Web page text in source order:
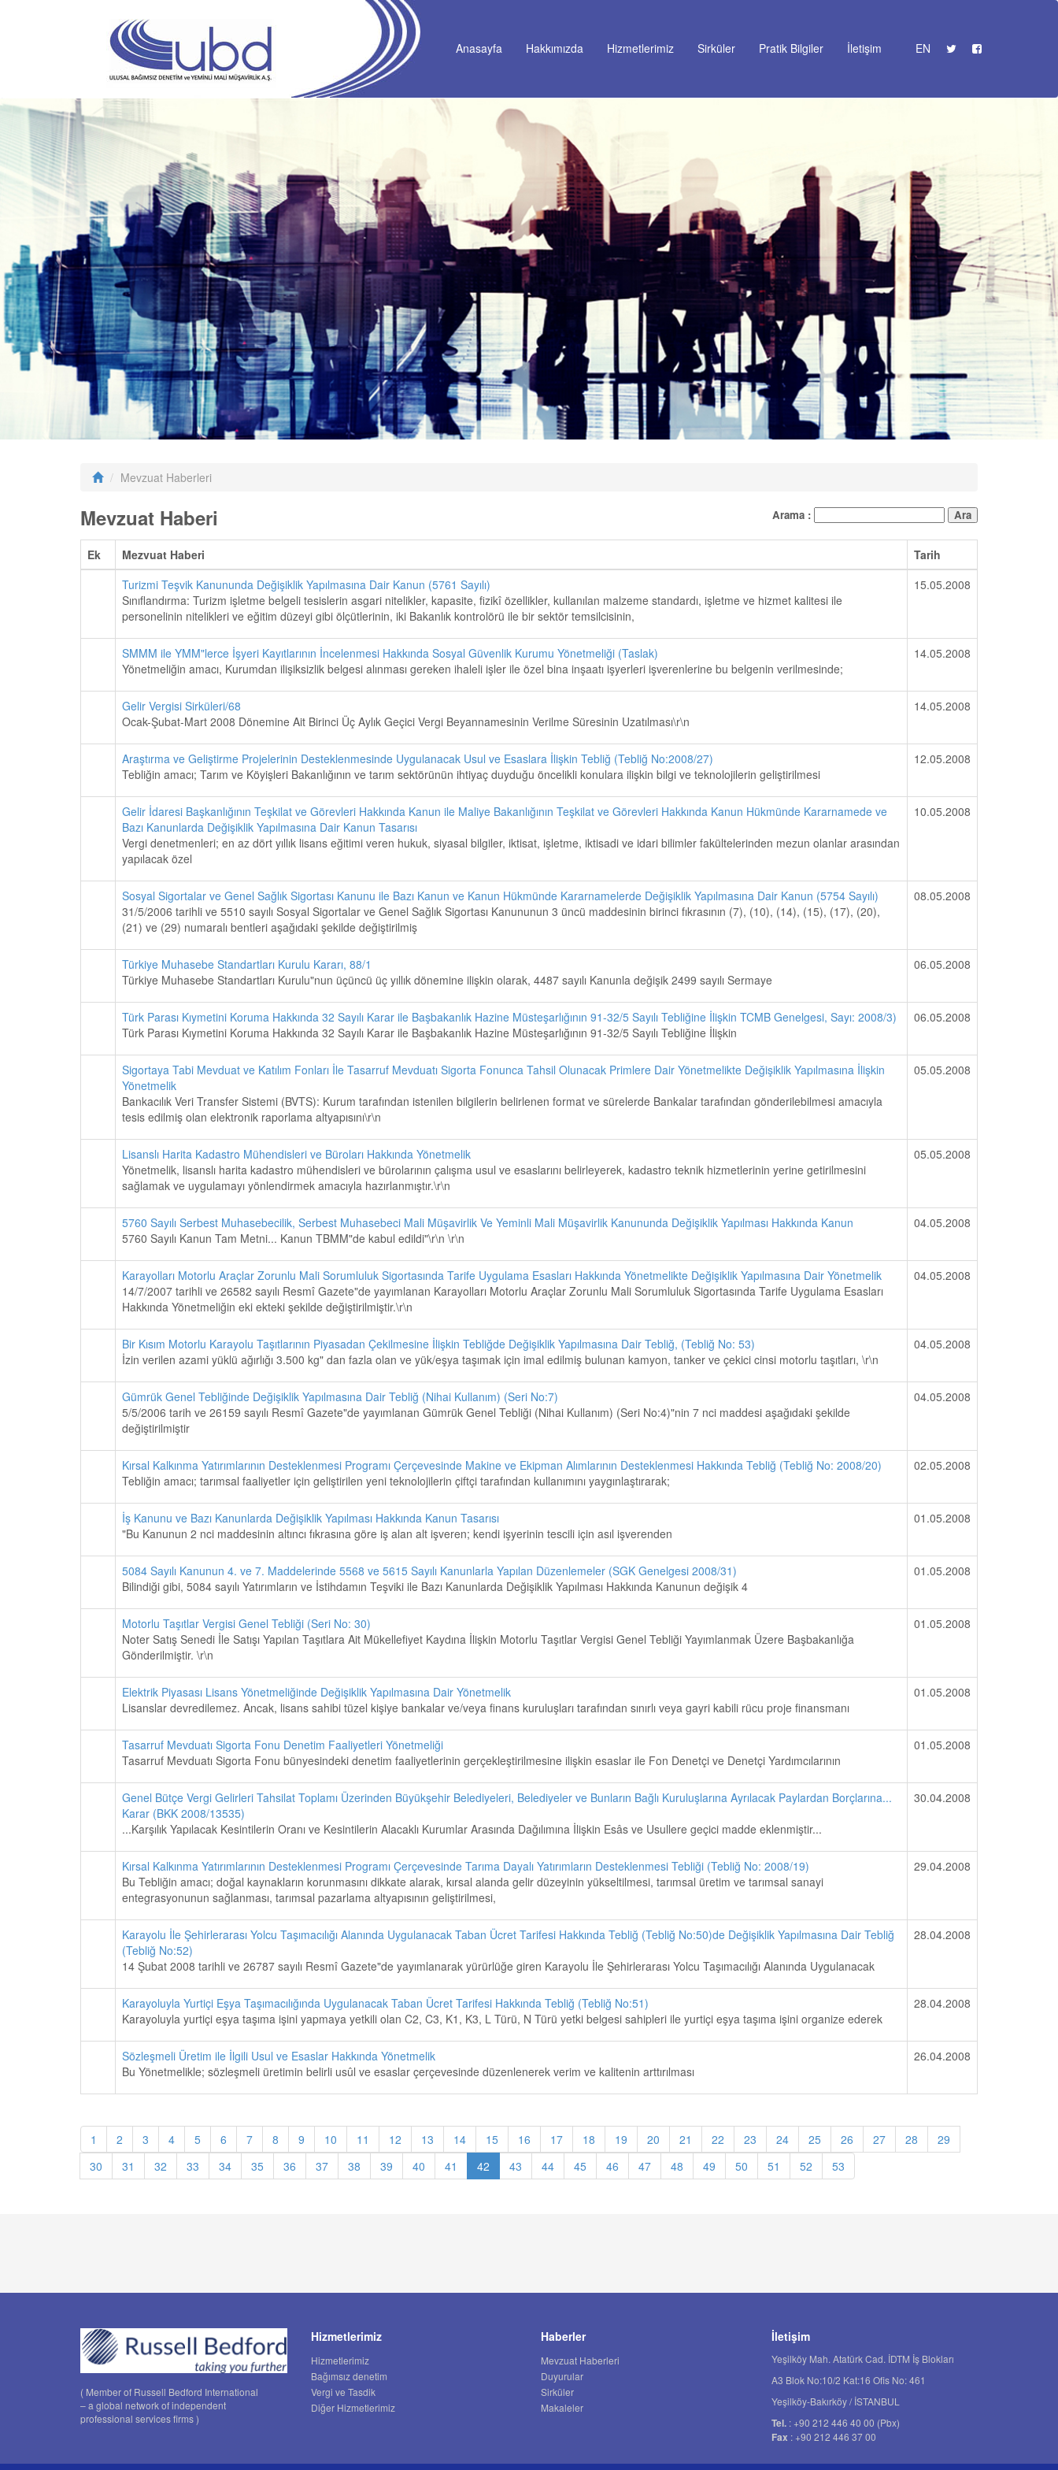
Anasayfa Hakkımızda Hizmetlerimiz Sirküler Pratik Bilgiler İletişim EN
Mevzuat Haberleri
Mevzuat Haberi Arama :
Ek Mezvuat Haberi
Tarih
Turizmi Teşvik Kanununda Değişiklik Yapılmasına Dair Kanun (5761 Sayılı)
Sınıflandırma: Turizm işletme belgeli tesislerin asgari nitelikler, kapasite, fizikî özellikler, kullanılan malzeme standardı, işletme ve hizmet kalitesi ile
personelinin nitelikleri ve eğitim düzeyi gibi ölçütlerinin, iki Bakanlık kontrolörü ile bir sektör temsilcisinin,
15.05.2008
SMMM ile YMM"lerce İşyeri Kayıtlarının İncelenmesi Hakkında Sosyal Güvenlik Kurumu Yönetmeliği (Taslak)
Yönetmeliğin amacı, Kurumdan ilişiksizlik belgesi alınması gereken ihaleli işler ile özel bina inşaatı işyerleri işverenlerine bu belgenin verilmesinde;
14.05.2008
Gelir Vergisi Sirküleri/68
Ocak-Şubat-Mart 2008 Dönemine Ait Birinci Üç Aylık Geçici Vergi Beyannamesinin Verilme Süresinin Uzatılması\r\n
14.05.2008
Araştırma ve Geliştirme Projelerinin Desteklenmesinde Uygulanacak Usul ve Esaslara İlişkin Tebliğ (Tebliğ No:2008/27)
Tebliğin amacı; Tarım ve Köyişleri Bakanlığının ve tarım sektörünün ihtiyaç duyduğu öncelikli konulara ilişkin bilgi ve teknolojilerin geliştirilmesi
12.05.2008
Gelir İdaresi Başkanlığının Teşkilat ve Görevleri Hakkında Kanun ile Maliye Bakanlığının Teşkilat ve Görevleri Hakkında Kanun Hükmünde Kararnamede ve
Bazı Kanunlarda Değişiklik Yapılmasına Dair Kanun Tasarısı
Vergi denetmenleri; en az dört yıllık lisans eğitimi veren hukuk, siyasal bilgiler, iktisat, işletme, iktisadi ve idari bilimler fakültelerinden mezun olanlar arasından
yapılacak özel
10.05.2008
Sosyal Sigortalar ve Genel Sağlık Sigortası Kanunu ile Bazı Kanun ve Kanun Hükmünde Kararnamelerde Değişiklik Yapılmasına Dair Kanun (5754 Sayılı)
31/5/2006 tarihli ve 5510 sayılı Sosyal Sigortalar ve Genel Sağlık Sigortası Kanununun 3 üncü maddesinin birinci fıkrasının (7), (10), (14), (15), (17), (20),
(21) ve (29) numaralı bentleri aşağıdaki şekilde değiştirilmiş
08.05.2008
Türkiye Muhasebe Standartları Kurulu Kararı, 88/1
Türkiye Muhasebe Standartları Kurulu"nun üçüncü üç yıllık dönemine ilişkin olarak, 4487 sayılı Kanunla değişik 2499 sayılı Sermaye
06.05.2008
Türk Parası Kıymetini Koruma Hakkında 32 Sayılı Karar ile Başbakanlık Hazine Müsteşarlığının 91-32/5 Sayılı Tebliğine İlişkin TCMB Genelgesi, Sayı: 2008/3)
Türk Parası Kıymetini Koruma Hakkında 32 Sayılı Karar ile Başbakanlık Hazine Müsteşarlığının 91-32/5 Sayılı Tebliğine İlişkin
06.05.2008
Sigortaya Tabi Mevduat ve Katılım Fonları İle Tasarruf Mevduatı Sigorta Fonunca Tahsil Olunacak Primlere Dair Yönetmelikte Değişiklik Yapılmasına İlişkin
Yönetmelik
Bankacılık Veri Transfer Sistemi (BVTS): Kurum tarafından istenilen bilgilerin belirlenen format ve sürelerde Bankalar tarafından gönderilebilmesi amacıyla
tesis edilmiş olan elektronik raporlama altyapısını\r\n
05.05.2008
Lisanslı Harita Kadastro Mühendisleri ve Büroları Hakkında Yönetmelik
Yönetmelik, lisanslı harita kadastro mühendisleri ve bürolarının çalışma usul ve esaslarını belirleyerek, kadastro teknik hizmetlerinin yerine getirilmesini
sağlamak ve uygulamayı yönlendirmek amacıyla hazırlanmıştır.\r\n
05.05.2008
5760 Sayılı Serbest Muhasebecilik, Serbest Muhasebeci Mali Müşavirlik Ve Yeminli Mali Müşavirlik Kanununda Değişiklik Yapılması Hakkında Kanun
5760 Sayılı Kanun Tam Metni... Kanun TBMM"de kabul edildi"\r\n \r\n
04.05.2008
Karayolları Motorlu Araçlar Zorunlu Mali Sorumluluk Sigortasında Tarife Uygulama Esasları Hakkında Yönetmelikte Değişiklik Yapılmasına Dair Yönetmelik
14/7/2007 tarihli ve 26582 sayılı Resmî Gazete"de yayımlanan Karayolları Motorlu Araçlar Zorunlu Mali Sorumluluk Sigortasında Tarife Uygulama Esasları
Hakkında Yönetmeliğin eki ekteki şekilde değiştirilmiştir.\r\n
04.05.2008
Bir Kısım Motorlu Karayolu Taşıtlarının Piyasadan Çekilmesine İlişkin Tebliğde Değişiklik Yapılmasına Dair Tebliğ, (Tebliğ No: 53)
İzin verilen azami yüklü ağırlığı 3.500 kg" dan fazla olan ve yük/eşya taşımak için imal edilmiş bulunan kamyon, tanker ve çekici cinsi motorlu taşıtları, \r\n
04.05.2008
Gümrük Genel Tebliğinde Değişiklik Yapılmasına Dair Tebliğ (Nihai Kullanım) (Seri No:7)
5/5/2006 tarih ve 26159 sayılı Resmî Gazete"de yayımlanan Gümrük Genel Tebliği (Nihai Kullanım) (Seri No:4)"nin 7 nci maddesi aşağıdaki şekilde
değiştirilmiştir
04.05.2008
Kırsal Kalkınma Yatırımlarının Desteklenmesi Programı Çerçevesinde Makine ve Ekipman Alımlarının Desteklenmesi Hakkında Tebliğ (Tebliğ No: 2008/20)
Tebliğin amacı; tarımsal faaliyetler için geliştirilen yeni teknolojilerin çiftçi tarafından kullanımını yaygınlaştırarak;
02.05.2008
İş Kanunu ve Bazı Kanunlarda Değişiklik Yapılması Hakkında Kanun Tasarısı
"Bu Kanunun 2 nci maddesinin altıncı fıkrasına göre iş alan alt işveren; kendi işyerinin tescili için asıl işverenden
01.05.2008
5084 Sayılı Kanunun 4. ve 7. Maddelerinde 5568 ve 5615 Sayılı Kanunlarla Yapılan Düzenlemeler (SGK Genelgesi 2008/31)
Bilindiği gibi, 5084 sayılı Yatırımların ve İstihdamın Teşviki ile Bazı Kanunlarda Değişiklik Yapılması Hakkında Kanunun değişik 4
01.05.2008
Motorlu Taşıtlar Vergisi Genel Tebliği (Seri No: 30)
Noter Satış Senedi İle Satışı Yapılan Taşıtlara Ait Mükellefiyet Kaydına İlişkin Motorlu Taşıtlar Vergisi Genel Tebliği Yayımlanmak Üzere Başbakanlığa
Gönderilmiştir. \r\n
01.05.2008
Elektrik Piyasası Lisans Yönetmeliğinde Değişiklik Yapılmasına Dair Yönetmelik
Lisanslar devredilemez. Ancak, lisans sahibi tüzel kişiye bankalar ve/veya finans kuruluşları tarafından sınırlı veya gayri kabili rücu proje finansmanı
01.05.2008
Tasarruf Mevduatı Sigorta Fonu Denetim Faaliyetleri Yönetmeliği
Tasarruf Mevduatı Sigorta Fonu bünyesindeki denetim faaliyetlerinin gerçekleştirilmesine ilişkin esaslar ile Fon Denetçi ve Denetçi Yardımcılarının
01.05.2008
Genel Bütçe Vergi Gelirleri Tahsilat Toplamı Üzerinden Büyükşehir Belediyeleri, Belediyeler ve Bunların Bağlı Kuruluşlarına Ayrılacak Paylardan Borçlarına...
Karar (BKK 2008/13535)
...Karşılık Yapılacak Kesintilerin Oranı ve Kesintilerin Alacaklı Kurumlar Arasında Dağılımına İlişkin Esâs ve Usullere geçici madde eklenmiştir...
30.04.2008
Kırsal Kalkınma Yatırımlarının Desteklenmesi Programı Çerçevesinde Tarıma Dayalı Yatırımların Desteklenmesi Tebliği (Tebliğ No: 2008/19)
Bu Tebliğin amacı; doğal kaynakların korunmasını dikkate alarak, kırsal alanda gelir düzeyinin yükseltilmesi, tarımsal üretim ve tarımsal sanayi
entegrasyonunun sağlanması, tarımsal pazarlama altyapısının geliştirilmesi,
29.04.2008
Karayolu İle Şehirlerarası Yolcu Taşımacılığı Alanında Uygulanacak Taban Ücret Tarifesi Hakkında Tebliğ (Tebliğ No:50)de Değişiklik Yapılmasına Dair Tebliğ
(Tebliğ No:52)
14 Şubat 2008 tarihli ve 26787 sayılı Resmî Gazete"de yayımlanarak yürürlüğe giren Karayolu İle Şehirlerarası Yolcu Taşımacılığı Alanında Uygulanacak
28.04.2008
Karayoluyla Yurtiçi Eşya Taşımacılığında Uygulanacak Taban Ücret Tarifesi Hakkında Tebliğ (Tebliğ No:51)
Karayoluyla yurtiçi eşya taşıma işini yapmaya yetkili olan C2, C3, K1, K3, L Türü, N Türü yetki belgesi sahipleri ile yurtiçi eşya taşıma işini organize ederek
28.04.2008
Sözleşmeli Üretim ile İlgili Usul ve Esaslar Hakkında Yönetmelik
Bu Yönetmelikle; sözleşmeli üretimin belirli usûl ve esaslar çerçevesinde düzenlenerek verim ve kalitenin arttırılması
26.04.2008
1 2 3 4 5 6 7 8 9 10 11 12 13 14 15 16 17 18 19 20 21 22 23 24 25 26 27 28
29
30
31 32 33 34 35 36 37 38 39 40 41 42 43 44 45 46 47 48 49 50 51 52 53
( Member of Russell Bedford International
– a global network of independent
professional services firms )
Hizmetlerimiz
Hizmetlerimiz
Bağımsız denetim
Vergi ve Tasdik
Diğer Hizmetlerimiz
Haberler
Mevzuat Haberleri
Duyurular
Sirküler
Makaleler
İletişim
Yeşilköy Mah. Atatürk Cad. İDTM İş Blokları
A3 Blok No:10/2 Kat:16 Ofis No: 461
Yeşilköy-Bakırköy / İSTANBUL
Tel.: +90 212 446 40 00 (Pbx)
Fax : +90 212 446 37 00